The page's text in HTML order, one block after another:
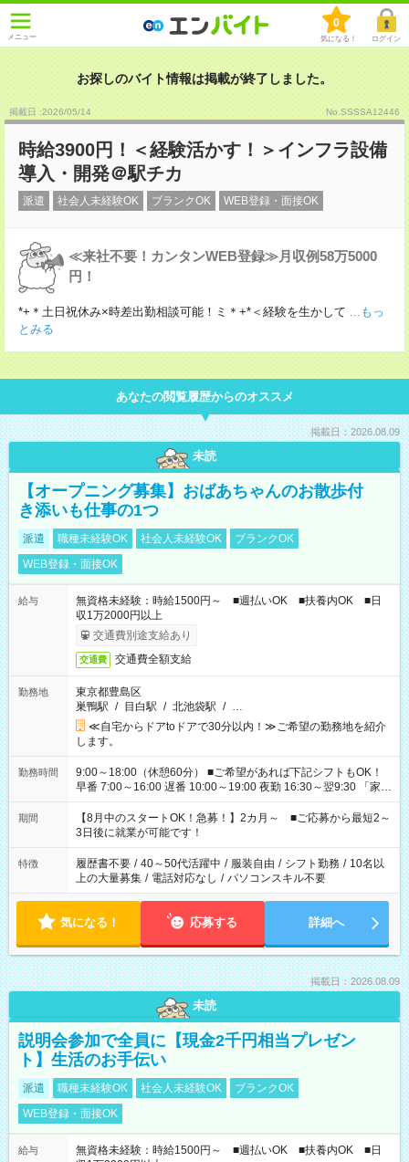
メニュー
0
気になる！ ログイン
お探しのバイト情報は掲載が終了しました。
掲載日 :2026/05/14 No.SSSSA12446
時給3900円！＜経験活かす！＞インフラ設備
導入・開発＠駅チカ
派遣 社会人未経験OK ブランクOK WEB登録・面接OK
≪来社不要！カンタンWEB登録≫月収例58万5000
円！
*+＊土日祝休み×時差出勤相談可能！ミ＊+*＜経験を生かして ...もっ
とみる
あなたの閲覧履歴からのオススメ
掲載日：2026.08.09
未読
【オープニング募集】おばあちゃんのお散歩付
き添いも仕事の1つ
派遣 職種未経験OK 社会人未経験OK
ブランクOK
WEB登録・面接OK
給与
無資格未経験：時給1500円～ ■週払いOK ■扶養内OK ■日
収1万2000円以上
交通費別途支給あり
交通費 交通費全額支給
勤務地
東京都豊島区
巣鴨駅 / 目白駅 / 北池袋駅 / …
≪自宅からドアtoドアで30分以内！≫ご希望の勤務地を紹介
します。
勤務時間
9:00～18:00（休憩60分） ■ご希望があれば下記シフトもOK！
早番 7:00～16:00 遅番 10:00～19:00 夜勤 16:30～翌9:30 「家族
と休みを合わせたい」 「余裕を持って夕飯の準備がしたい」
「できれば残業はしたくない」 など、ご希望を教えてください
ね。 ※Wワーク希望の方へ 今ご覧のお仕事で希望する勤務時間
と、もう1つのお仕事の勤務時間。 合計で週40時間を超える場
合は応募できません。
期間
【8月中のスタートOK！急募！】2カ月～ ■ご応募から最短2～
3日後に就業が可能です！
特徴 履歴書不要 / 40～50代活躍中 / 服装自由 / シフト勤務 / 10名以
上の大量募集 / 電話対応なし / パソコンスキル不要
気になる！ 応募する 詳細へ
掲載日：2026.08.09
未読
説明会参加で全員に【現金2千円相当プレゼン
ト】生活のお手伝い
派遣 職種未経験OK 社会人未経験OK
ブランクOK
WEB登録・面接OK
給与
無資格未経験：時給1500円～ ■週払いOK ■扶養内OK ■日